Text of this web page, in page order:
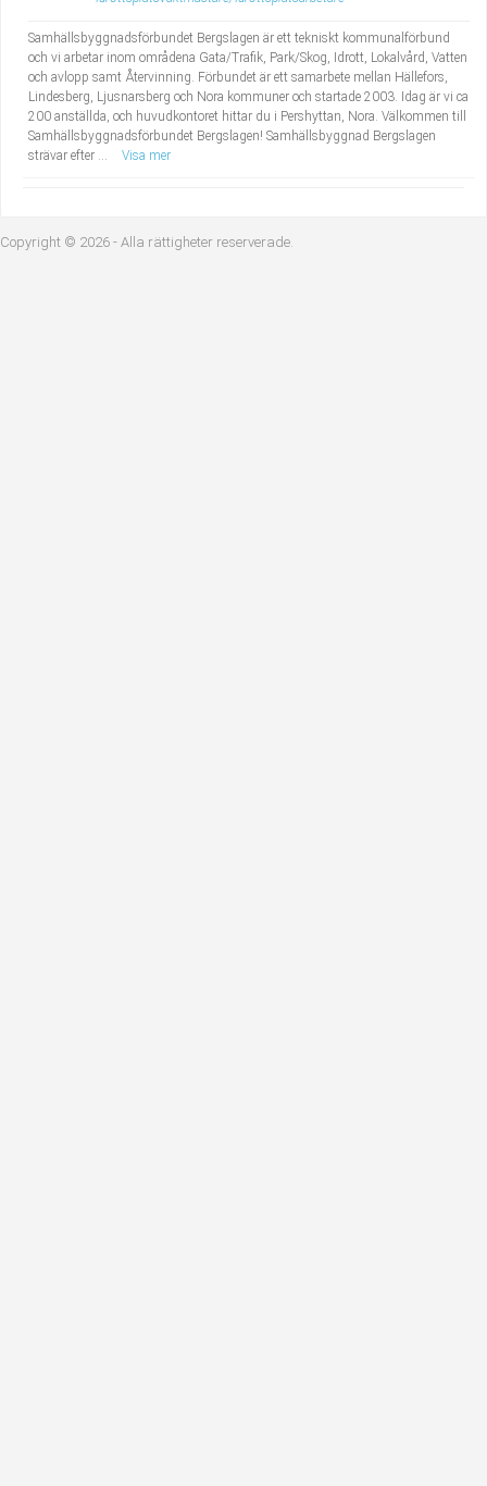
Samhällsbyggnadsförbundet Bergslagen är ett tekniskt kommunalförbund
och vi arbetar inom områdena Gata/Trafik, Park/Skog, Idrott, Lokalvård, Vatten
och avlopp samt Återvinning. Förbundet är ett samarbete mellan Hällefors,
Lindesberg, Ljusnarsberg och Nora kommuner och startade 2003. Idag är vi ca
200 anställda, och huvudkontoret hittar du i Pershyttan, Nora. Välkommen till
Samhällsbyggnadsförbundet Bergslagen! Samhällsbyggnad Bergslagen
strävar efter ...
Visa mer
Copyright © 2026 - Alla rättigheter reserverade.